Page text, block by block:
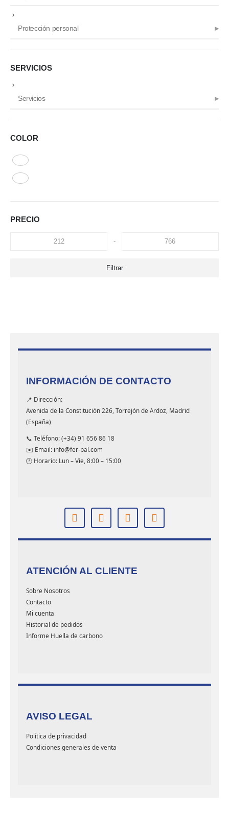
Protección personal
SERVICIOS
Servicios
COLOR
PRECIO
-
Filtrar
INFORMACIÓN DE CONTACTO
📍 Dirección:
Avenida de la Constitución 226, Torrejón de Ardoz, Madrid
(España)
📞 Teléfono: (+34) 91 656 86 18
✉️ Email: info@fer-pal.com
🕐 Horario: Lun – Vie, 8:00 – 15:00
ATENCIÓN AL CLIENTE
Sobre Nosotros
Contacto
Mi cuenta
Historial de pedidos
Informe Huella de carbono
AVISO LEGAL
Política de privacidad
Condiciones generales de venta